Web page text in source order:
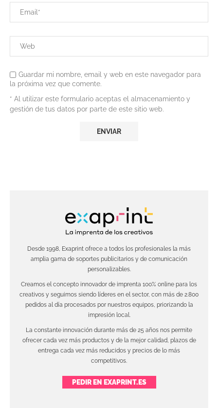
Guardar mi nombre, email y web en este navegador para
la próxima vez que comente.
* Al utilizar este formulario aceptas el almacenamiento y
gestión de tus datos por parte de este sitio web.
Desde 1998, Exaprint ofrece a todos los profesionales la más
amplia gama de soportes publicitarios y de comunicación
personalizables.
Creamos el concepto innovador de imprenta 100% online para los
creativos y seguimos siendo líderes en el sector, con más de 2.800
pedidos al día procesados por nuestros equipos, priorizando la
impresión local.
La constante innovación durante más de 25 años nos permite
ofrecer cada vez más productos y de la mejor calidad, plazos de
entrega cada vez más reducidos y precios de lo más
competitivos.
PEDIR EN EXAPRINT.ES